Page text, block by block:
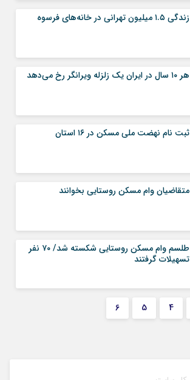
زندگی ۱.۵ میلیون تهرانی در خانه‌های فرسوه
هر ۱۰ سال در ایران یک زلزله ویرانگر رخ می‌دهد
ثبت نام نهضت ملی مسکن در ۱۶ استان
متقاضیان وام مسکن روستایی بخوانند
طلسم وام مسکن روستایی شکسته شد/ ۷۰ نفر
تسهیلات گرفتند
4
5
6